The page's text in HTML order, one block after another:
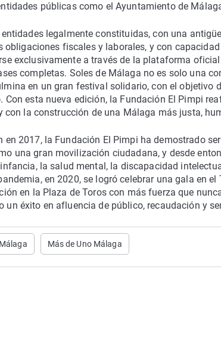
públicas como el Ayuntamiento de
legalmente constituidas, con una
obligaciones fiscales y laborales, y con
exclusivamente a través de la plataforma
completas. Soles de Málaga no es solo una
en un gran festival solidario, con el objetivo
Con esta nueva edición, la Fundación El Pimpi
con la construcción de una Málaga más justa,
en 2017, la Fundación El Pimpi ha demostrado
una gran movilización ciudadana, y desde
la salud mental, la discapacidad
en 2020, se logró celebrar una gala en
en la Plaza de Toros con más fuerza que
un éxito en afluencia de público, recaudación y
Málaga Más de Uno Málaga